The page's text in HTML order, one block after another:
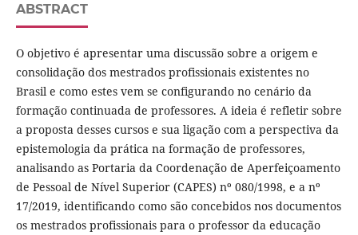
ABSTRACT
O objetivo é apresentar uma discussão sobre a origem e
consolidação dos mestrados profissionais existentes no
Brasil e como estes vem se configurando no cenário da
formação continuada de professores. A ideia é refletir sobre
a proposta desses cursos e sua ligação com a perspectiva da
epistemologia da prática na formação de professores,
analisando as Portaria da Coordenação de Aperfeiçoamento
de Pessoal de Nível Superior (CAPES) nº 080/1998, e a nº
17/2019, identificando como são concebidos nos documentos
os mestrados profissionais para o professor da educação